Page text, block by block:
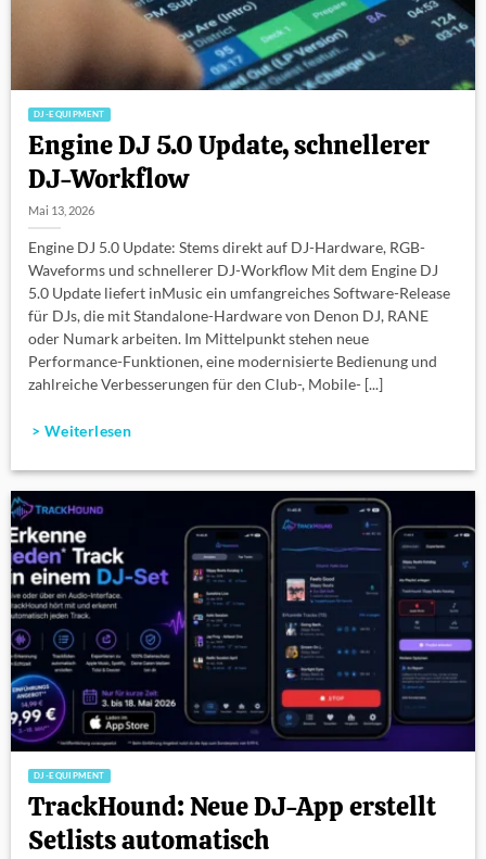
DJ-EQUIPMENT
Engine DJ 5.0 Update, schnellerer
DJ-Workflow
Mai 13, 2026
Engine DJ 5.0 Update: Stems direkt auf DJ-Hardware, RGB-
Waveforms und schnellerer DJ-Workflow Mit dem Engine DJ
5.0 Update liefert inMusic ein umfangreiches Software-Release
für DJs, die mit Standalone-Hardware von Denon DJ, RANE
oder Numark arbeiten. Im Mittelpunkt stehen neue
Performance-Funktionen, eine modernisierte Bedienung und
zahlreiche Verbesserungen für den Club-, Mobile- [...]
> Weiterlesen
DJ-EQUIPMENT
TrackHound: Neue DJ-App erstellt
Setlists automatisch